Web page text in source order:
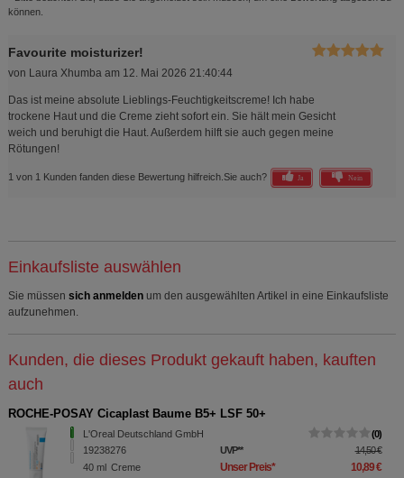
können.
Favourite moisturizer!
von Laura Xhumbaam 12. Mai 2026 21:40:44
Das ist meine absolute Lieblings-Feuchtigkeitscreme! Ich habe
trockene Haut und die Creme zieht sofort ein. Sie hält mein Gesicht
weich und beruhigt die Haut. Außerdem hilft sie auch gegen meine
Rötungen!
1 von 1 Kunden fanden diese Bewertung hilfreich. Sie auch? Ja Nein
Einkaufsliste auswählen
Sie müssen sich anmelden um den ausgewählten Artikel in eine Einkaufsliste
aufzunehmen.
Kunden, die dieses Produkt gekauft haben, kauften
auch
ROCHE-POSAY Cicaplast Baume B5+ LSF 50+
L'Oreal Deutschland GmbH
19238276
40 ml Creme
0
UVP** 14,50 €
Unser Preis* 10,89 €